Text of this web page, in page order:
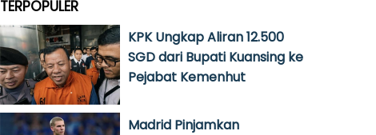
TERPOPULER
KPK Ungkap Aliran 12.500
SGD dari Bupati Kuansing ke
Pejabat Kemenhut
Madrid Pinjamkan